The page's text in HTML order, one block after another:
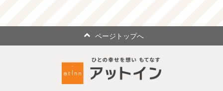
ページトップへ